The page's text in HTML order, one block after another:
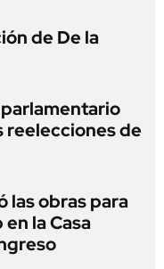
de De la
reelecciones de
las obras para
la Casa